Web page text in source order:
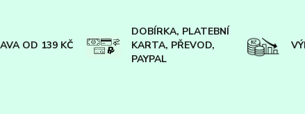
OD 139 KČ
DOBÍRKA, PLATEBNÍ
KARTA, PŘEVOD,
PAYPAL